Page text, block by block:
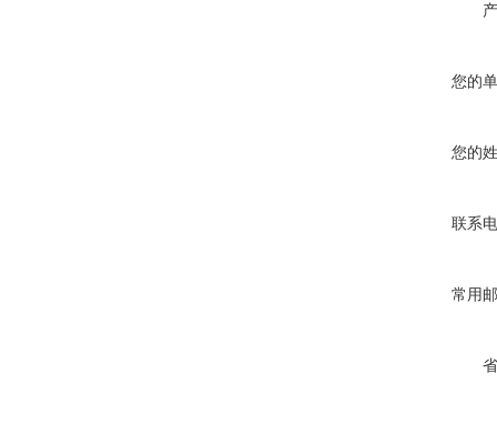
您的
您的
联系
常用